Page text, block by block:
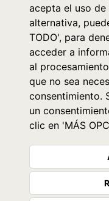
acepta el uso
alternativa,
TODO', para
acceder a
al
que no sea
consentimiento.
un
clic en 'MÁS